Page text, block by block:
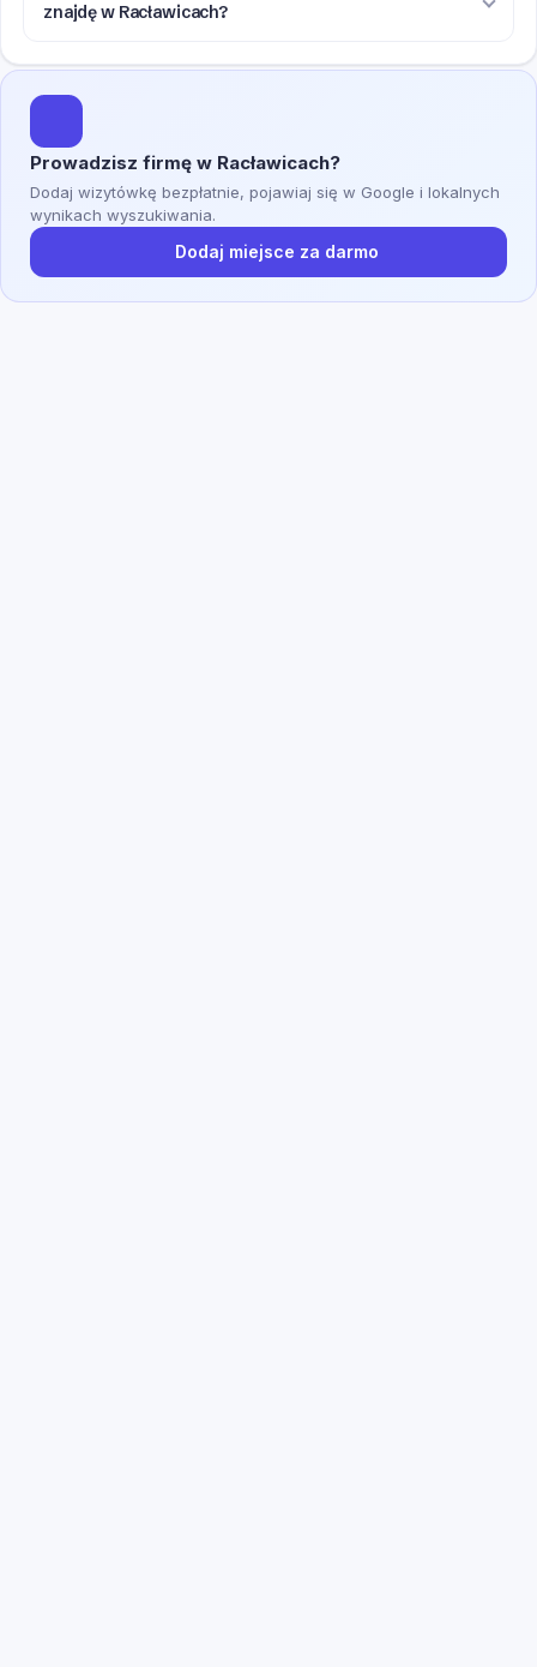
znajdę w Racławicach?
Prowadzisz firmę w Racławicach?
Dodaj wizytówkę bezpłatnie, pojawiaj się w Google i lokalnych
wynikach wyszukiwania.
Dodaj miejsce za darmo